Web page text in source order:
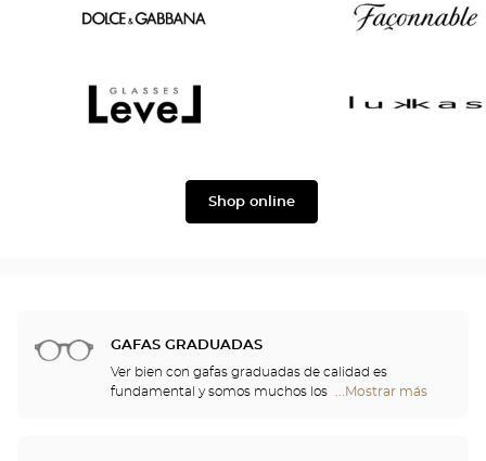
Shop online
GAFAS GRADUADAS
Ver bien con gafas graduadas de calidad es
fundamental y somos muchos los que...Mostrar más
tiendas